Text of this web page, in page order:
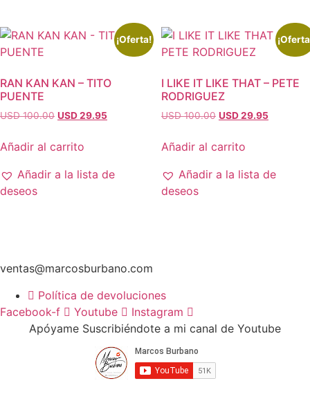
¡Oferta!
RAN KAN KAN – TITO
PUENTE
USD 100.00 El
original
USD
USD 29.95El
USD
Añadir al carrito
Añadir a la lista de
deseos
I LIKE IT LIKE THAT – PETE
RODRIGUEZ
USD 100.00 El
original
USD
USD 29.95El
USD
Añadir al carrito
Añadir a la lista de
deseos
ventas@marcosburbano.com
Política de devoluciones
Facebook-f
Youtube
Instagram
Apóyame Suscribiéndote a mi canal de Youtube